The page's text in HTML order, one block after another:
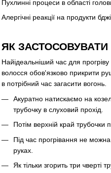
Пухлинні процеси в області
Алергічні реакції на продукти
ЯК
Найідеальніший час для
волосся обов'язково прикрити
в потрібний час загасити вогонь.
Акуратно натискаємо на
трубочку в слуховий прохід.
Потім верхній край
Під час прогрівання не
руках.
Як тільки згорить три чверті